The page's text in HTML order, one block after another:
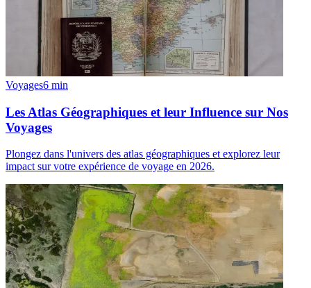
Voyages6 min
Les Atlas Géographiques et leur Influence sur Nos
Voyages
Plongez dans l'univers des atlas géographiques et explorez leur
impact sur votre expérience de voyage en 2026.